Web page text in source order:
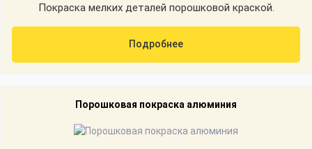
Покраска мелких деталей порошковой краской.
Подробнее
Порошковая покраска алюминия